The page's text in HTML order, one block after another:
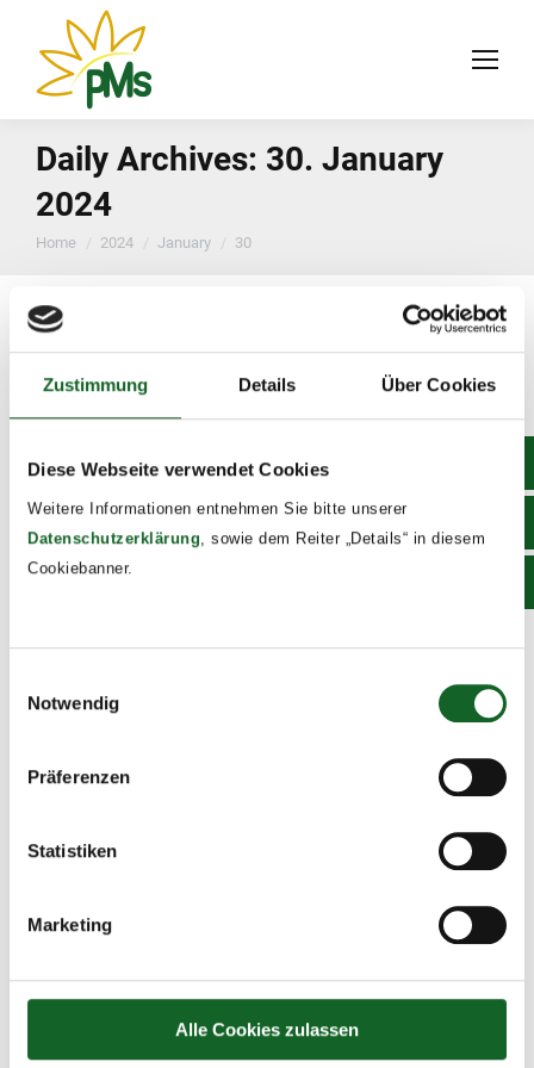
Zustimmung Details Über Cookies
Diese Webseite verwendet Cookies
Weitere Informationen entnehmen Sie bitte unserer
Datenschutzerklärung , sowie dem Reiter „Details“ in diesem
Cookiebanner.
Notwendig
Präferenzen
Statistiken
Marketing
Alle Cookies zulassen
Daily Archives: 30. January
2024
You are here:
Home 2024 January 30
„Early Bird“ Frühstück im Advent